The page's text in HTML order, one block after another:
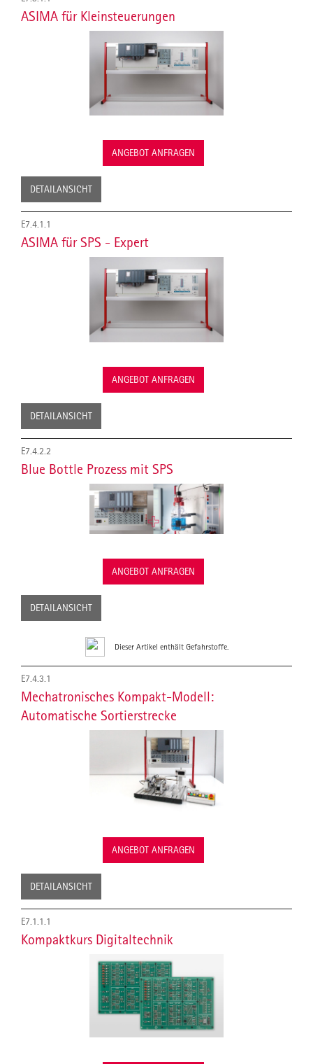
ASIMA für Kleinsteuerungen
ANGEBOT ANFRAGEN
DETAILANSICHT
E7.4.1.1
ASIMA für SPS - Expert
ANGEBOT ANFRAGEN
DETAILANSICHT
E7.4.2.2
Blue Bottle Prozess mit SPS
ANGEBOT ANFRAGEN
DETAILANSICHT
Dieser Artikel enthält Gefahrstoffe.
E7.4.3.1
Mechatronisches Kompakt-Modell:
Automatische Sortierstrecke
ANGEBOT ANFRAGEN
DETAILANSICHT
E7.1.1.1
Kompaktkurs Digitaltechnik